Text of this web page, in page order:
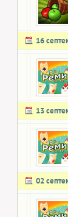
16
13
02